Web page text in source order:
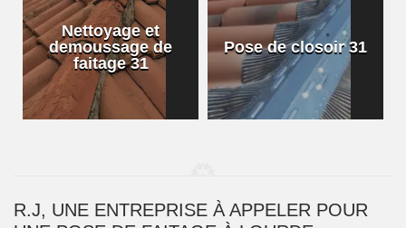
Nettoyage et
demoussage de
faitage 31
Pose de closoir 31
R.J, UNE ENTREPRISE À APPELER POUR